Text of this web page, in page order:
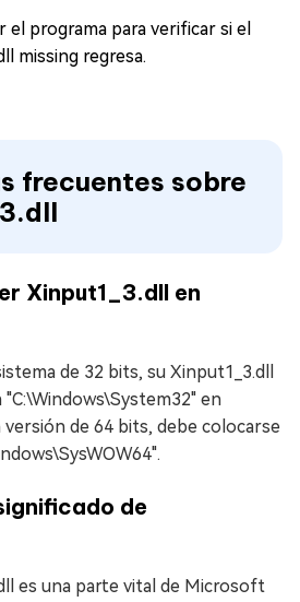
el programa para verificar si el
missing regresa.
frecuentes sobre
Xinput1_3.dll en
de 32 bits, su Xinput1_3.dll
en
versión de 64 bits, debe colocarse
de
es una parte vital de Microsoft